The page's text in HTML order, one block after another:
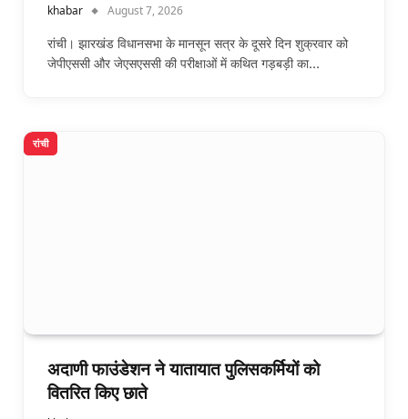
khabar August 7, 2026
रांची। झारखंड विधानसभा के मानसून सत्र के दूसरे दिन शुक्रवार को
जेपीएससी और जेएसएससी की परीक्षाओं में कथित गड़बड़ी का…
रांची
अदाणी फाउंडेशन ने यातायात पुलिसकर्मियों को
वितरित किए छाते